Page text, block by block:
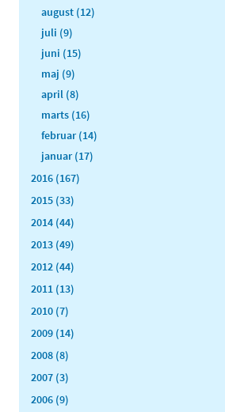
august (12)
juli (9)
juni (15)
maj (9)
april (8)
marts (16)
februar (14)
januar (17)
2016 (167)
2015 (33)
2014 (44)
2013 (49)
2012 (44)
2011 (13)
2010 (7)
2009 (14)
2008 (8)
2007 (3)
2006 (9)